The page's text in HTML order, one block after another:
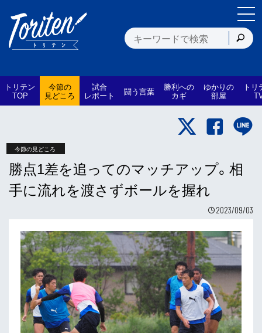
トリテン
TOP
今節の
見どころ
試合
レポート 闘う言葉 勝利への
カギ
ゆかりの
部屋
トリ
今節の見どころ
勝点1差を追ってのマッチアップ。相
手に流れを渡さずボールを握れ
2023/09/03